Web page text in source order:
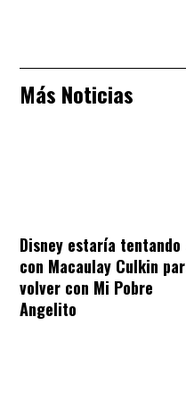
Más Noticias
Disney estaría tentando
con Macaulay Culkin
volver con Mi Pobre
Angelito